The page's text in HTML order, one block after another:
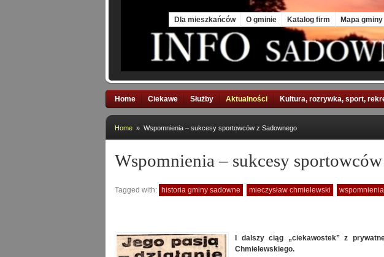
Dla mieszkańców O gminie Katalog firm Mapa gminy
Home Ciekawe Służby Aktualności Kultura, rozrywka, sport,
Home » Wspomnienia – sukcesy sportowców z Sadownego
Wspomnienia – sukcesy
Tagged with: historia gminy sadowne mieczysław chmielewski
I dalszy ciąg „ciekawostek” z
Chmielewskiego.